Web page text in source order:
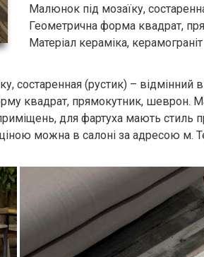
Малюнок під мозаїку,
Геометрична форма квадрат,
Матеріал кераміка, керамограніт
состаренная (рустик) – відмінний
квадрат, прямокутник, шеврон.
для фартуха мають стиль
можна в салоні за адресою м.